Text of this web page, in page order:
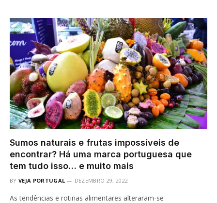
Sumos naturais e frutas impossíveis de
encontrar? Há uma marca portuguesa que
tem tudo isso… e muito mais
BY VEJA PORTUGAL DEZEMBRO 29, 2022
As tendências e rotinas alimentares alteraram-se